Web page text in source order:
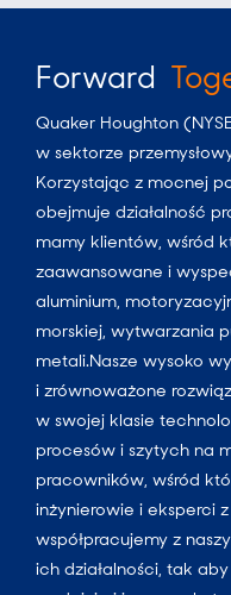
Forward
Quaker Houghton
w sektorze
Korzystając z mocnej
obejmuje działalność
mamy klientów, wśród
zaawansowane i
aluminium,
morskiej, wytwarzania
metali.Nasze wysoko
i zrównoważone
w swojej klasie
procesów i szytych na
pracowników, wśród
inżynierowie i eksperci z
współpracujemy z
ich działalności, tak